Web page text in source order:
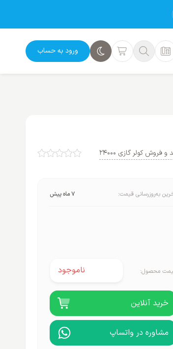
ورود به حساب
کولر گازی 24000
به‌روزرسانی قیمت: 7 ماه پیش
محصول: ناموجود
خرید آنلاین
مشاوره در واتساپ